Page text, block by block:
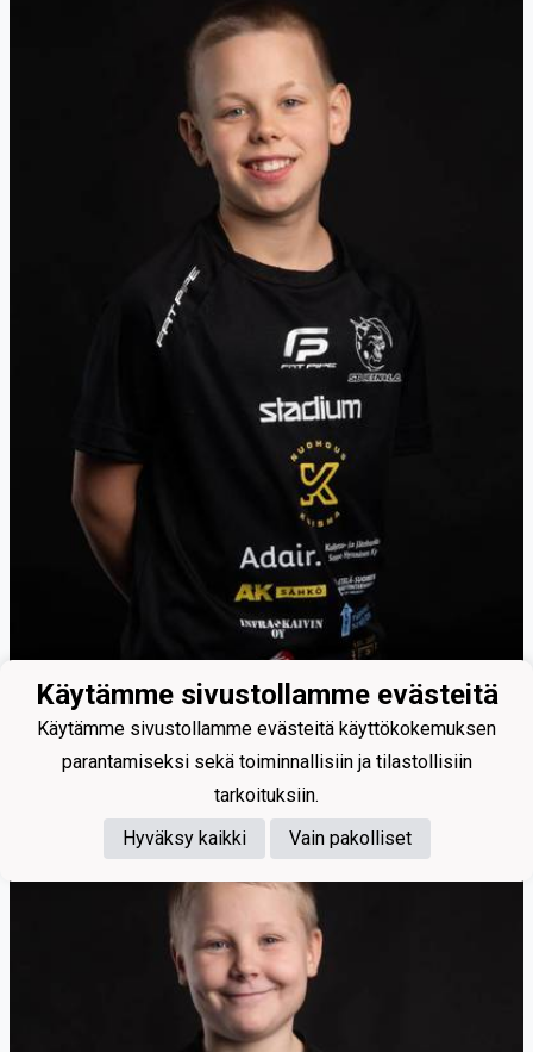
50
Häyrinen Veikko
Käytämme sivustollamme evästeitä
Käytämme sivustollamme evästeitä käyttökokemuksen
parantamiseksi sekä toiminnallisiin ja tilastollisiin
tarkoituksiin.
Hyväksy kaikki
Vain pakolliset